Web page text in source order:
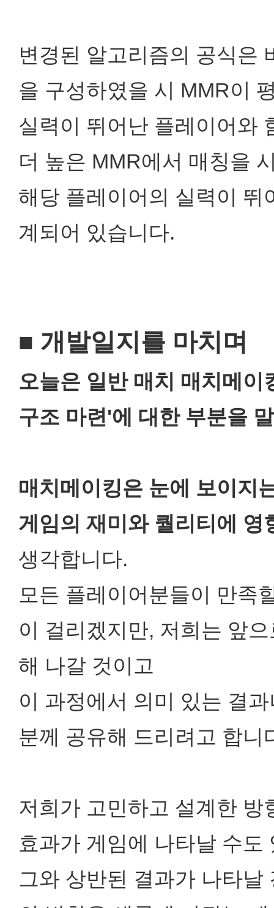
변경된 알고리즘의 공식은
을 구성하였을 시 MMR이
실력이 뛰어난 플레이어와
더 높은 MMR에서 매칭을
해당 플레이어의 실력이
계되어 있습니다.
■ 개발일지를 마치며
오늘은 일반 매치 매치메
구조 마련'에 대한 부분을
매치메이킹은 눈에 보이지
게임의 재미와 퀄리티에
생각합니다.
모든 플레이어분들이 만족
이 걸리겠지만, 저희는 앞
해 나갈 것이고
이 과정에서 의미 있는 결
분께 공유해 드리려고 합니
저희가 고민하고 설계한
효과가 게임에 나타날 수도
그와 상반된 결과가 나타